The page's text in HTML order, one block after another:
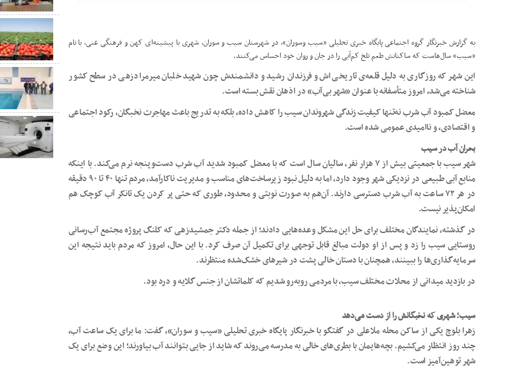
به گزارش خبرنگار گروه اجتماعی پایگاه خبری تحلیلی «سيب وسوران»، در شهرستان سیب و سوران، شهری با پیشینه‌ای کهن و فرهنگی غنی، با نام
«سیب» سال‌هاست که ساکنانش طعم تلخ کم‌آبی را در جان و روان خود احساس می‌کنند.
این شهر که روزگاری به دلیل قلعه‌ی تاریخی‌اش و فرزندان رشید و دانشمندش چون شهید خلبان میرمرادزهی در سطح کشور
شناخته می‌شد، امروز متأسفانه با عنوان «شهر بی‌آب» در اذهان نقش بسته است.
معضل کمبود آب شرب نه‌تنها کیفیت زندگی شهروندان سیب را کاهش داده، بلکه به تدریج باعث مهاجرت نخبگان، رکود اجتماعی
و اقتصادی، و ناامیدی عمومی شده است.
بحران آب در سیب
شهر سیب با جمعیتی بیش از ۷ هزار نفر، سالیان سال است که با معضل کمبود شدید آب شرب دست‌وپنجه نرم می‌کند. با اینکه
منابع آبی طبیعی در نزدیکی شهر وجود دارد، اما به دلیل نبود زیرساخت‌های مناسب و مدیریت ناکارآمد، مردم تنها ۴۰ تا ۹۰ دقیقه
در هر ۷۲ ساعت به آب شرب دسترسی دارند. آن‌هم به صورت نوبتی و محدود، طوری که حتی پر کردن یک تانکر آب کوچک هم
امکان‌پذیر نیست.
در گذشته، نمایندگان مختلف برای حل این مشکل وعده‌هایی دادند؛ از جمله دکتر جمشیدزهی که کلنگ پروژه مجتمع آب‌رسانی
روستایی سیب را زد و پس از او دولت مبالغ قابل توجهی برای تکمیل آن صرف کرد. با این حال، امروز که مردم باید نتیجه این
سرمایه‌گذاری‌ها را ببینند، همچنان با دستان خالی پشت در شیرهای خشک‌شده منتظرند.
در بازدید میدانی از محلات مختلف سیب، با مردمی روبه‌رو شدیم که کلماتشان از جنس گلایه و درد بود.
سیب؛ شهری که نخبگانش را از دست می‌دهد
زهرا بلوچ یکی از ساکن محله ملاعلی در گفتگو با خبرنگار پایگاه خبری تحلیلی «سيب و سوران»، گفت: ما برای یک ساعت آب،
چند روز انتظار می‌کشیم. بچه‌هایمان با بطری‌های خالی به مدرسه می‌روند که شاید از جایی بتوانند آب بیاورند؛ این وضع برای یک
شهر توهین‌آمیز است.